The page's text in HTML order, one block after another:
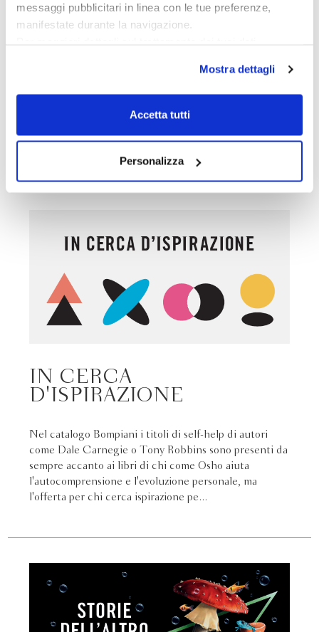
messaggi pubblicitari in linea con le tue preferenze,
manifestate durante la navigazione.
scelte privacy sui cookie, ti invitiamo a prendere visione
dell’informativa cookie.
Chiudendo il banner tramite la “X” prosegui la
dei soli cookie tecnici. Selezionando “Accetta tutti” presti
il tuo consenso alla profilazione che potrai revocare in
ogni momentoRevoca
Mostra dettagli
Accetta tutti
Personalizza
Cinema, musica, teatro: sono tanti i libri del nostro
catalogo che intrecciano le proprie storie o quelle dei
alcuni per voi.
IN CERCA
D'ISPIRAZIONE
Nel catalogo Bompiani i titoli di self-help di autori
come Dale Carnegie o Tony Robbins sono presenti da
sempre accanto ai libri di chi come Osho aiuta
l'autocomprensione e l'evoluzione personale, ma
l'offerta per chi cerca ispirazione pe...